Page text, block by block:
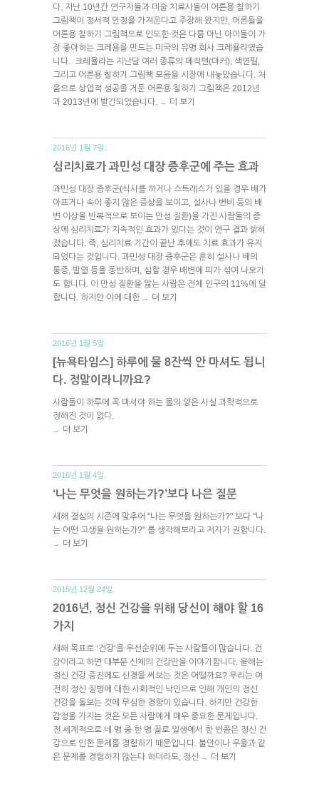
다. 지난 10년간 연구자들과 미술 치료사들이 어른용 칠하기
그림책이 정서적 안정을 가져온다고 주장해 왔지만, 어른들을
어른용 칠하기 그림책으로 인도한 것은 다름 아닌 아이들이 가
장 좋아하는 크레용을 만드는 미국의 유명 회사 크레욜라였습
니다. 크레욜라는 지난달 여러 종류의 메직펜(마커), 색연필,
그리고 어른용 칠하기 그림책 모음을 시장에 내놓았습니다. 처
음으로 상업적 성공을 거둔 어른용 칠하기 그림책은 2012년
과 2013년에 발간되었습니다.
→ 더 보기
2016년 1월 7일.
심리치료가 과민성 대장 증후군에 주는 효과
과민성 대장 증후군(식사를 하거나 스트레스가 있을 경우 배가
아프거나 속이 좋지 않은 증상을 보이고, 설사나 변비 등의 배
변 이상을 반복적으로 보이는 만성 질환)을 가진 사람들의 증
상에 심리치료가 지속적인 효과가 있다는 것이 연구 결과 밝혀
졌습니다. 즉, 심리치료 기간이 끝난 후에도 치료 효과가 유지
되었다는 것입니다. 과민성 대장 증후군은 흔히 설사나 배의
통증, 발열 등을 동반하며, 심할 경우 배변에 피가 섞여 나오기
도 합니다. 이 만성 질환을 앓는 사람은 전체 인구의 11%에 달
합니다. 하지만 이에 대한 → 더 보기
2016년 1월 5일.
[뉴욕타임스] 하루에 물 8잔씩 안 마셔도 됩니
다. 정말이라니까요?
사람들이 하루에 꼭 마셔야 하는 물의 양은 사실 과학적으로
정해진 것이 없다.
→ 더 보기
2016년 1월 4일.
‘나는 무엇을 원하는가?’보다 나은 질문
새해 결심의 시즌에 맞추어 "나는 무엇을 원하는가?" 보다 "나
는 어떤 고생을 원하는가?" 를 생각해보라고 저자가 권합니다.
→ 더 보기
2015년 12월 24일.
2016년, 정신 건강을 위해 당신이 해야 할 16
가지
새해 목표로 ‘건강’을 우선순위에 두는 사람들이 많습니다. 건
강이라고 하면 대부분 신체의 건강만을 이야기합니다. 올해는
정신 건강 증진에도 신경을 써보는 것은 어떨까요? 우리는 여
전히 정신 질병에 대한 사회적인 낙인으로 인해 개인의 정신
건강을 돌보는 것에 무심한 경향이 있습니다. 하지만 건강한
감정을 가지는 것은 모든 사람에게 매우 중요한 문제입니다.
전 세계적으로 네 명 중 한 명 꼴로 일생에서 한 번쯤은 정신 건
강으로 인한 문제를 경험하기 때문입니다. 불안이나 우울과 같
은 문제를 경험하지 않는다 하더라도, 정신 → 더 보기